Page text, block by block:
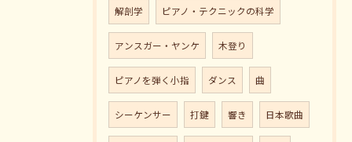
解剖学 ピアノ・テクニックの科学
アンスガー・ヤンケ 木登り
ピアノを弾く小指 ダンス 曲
シーケンサー 打鍵 響き 日本歌曲